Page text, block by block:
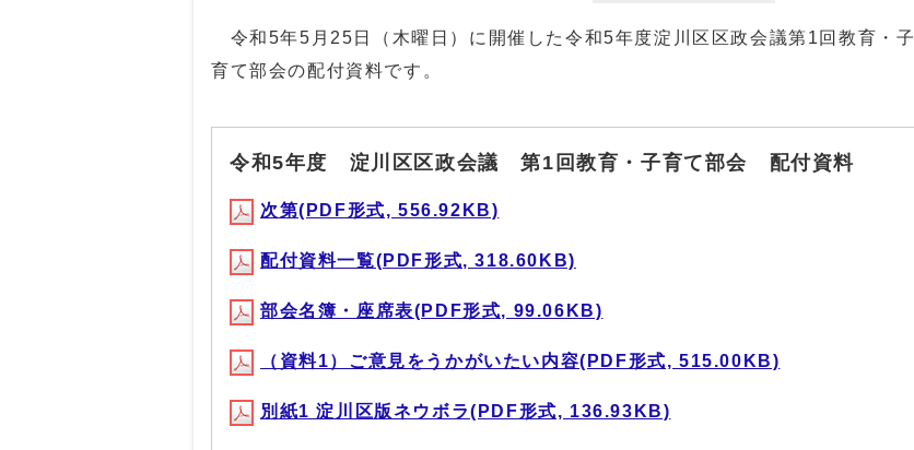
令和5年5月25日（木曜日）に開催した令和5年度淀川区区政会議第1回教育・子
育て部会の配付資料です。
令和5年度 淀川区区政会議 第1回教育・子育て部会 配付資料
次第(PDF形式, 556.92KB)
配付資料一覧(PDF形式, 318.60KB)
部会名簿・座席表(PDF形式, 99.06KB)
（資料1）ご意見をうかがいたい内容(PDF形式, 515.00KB)
別紙1 淀川区版ネウボラ(PDF形式, 136.93KB)